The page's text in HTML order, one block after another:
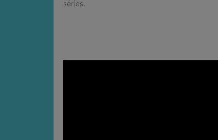
séries.